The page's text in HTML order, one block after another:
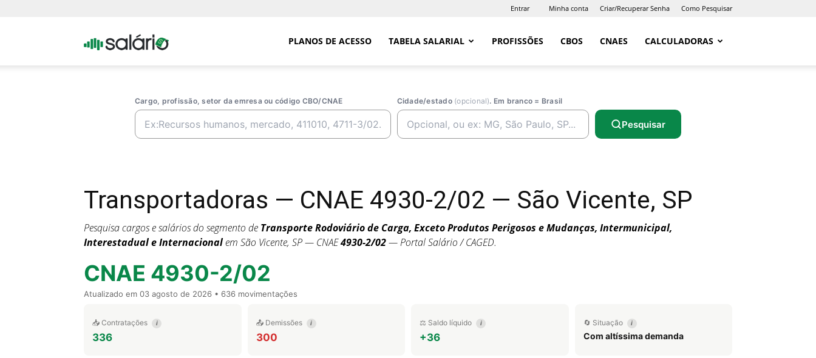
Entrar Minha conta Criar/Recuperar Senha Como Pesquisar
Portal PLANOS DE ACESSO TABELA SALARIAL PROFISSÕES CBOS CNAES CALCULADORAS
Cargo, profissão, setor da emresa ou código CBO/CNAE Cidade/estado (opcional). Em branco = Brasil
Pesquisar
Transportadoras — CNAE 4930-2/02 — São Vicente, SP
Pesquisa cargos e salários do segmento de Transporte Rodoviário de Carga, Exceto Produtos Perigosos e Mudanças, Intermunicipal,
Interestadual e Internacionalem São Vicente, SP — CNAE4930-2/02— Portal Salário / CAGED.
CNAE 4930-2/02
Atualizado em 03 agosto de 2026 • 636 movimentações
📥 Contratações i
336
📤 Demissões i
300
⚖️ Saldo líquido i
+36
🔄 Situação i
Com altíssima demanda